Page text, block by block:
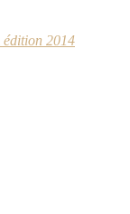
édition 2014